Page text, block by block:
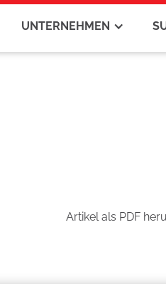
UNTERNEHMEN
Artikel als PDF